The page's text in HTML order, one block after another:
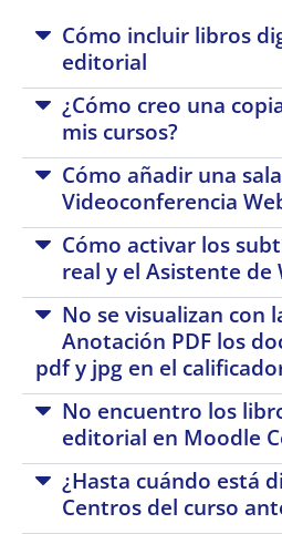
Cómo incluir libros
editorial
¿Cómo creo una
mis cursos?
Cómo añadir una
Videoconferencia
Cómo activar los
real y el Asistente de
No se visualizan con
Anotación PDF los
pdf y jpg en el
No encuentro los
editorial en Moodle
¿Hasta cuándo está
Centros del curso